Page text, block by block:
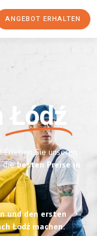
ANGEBOT ERHALTEN
Łódź
Sie unseren
diebesten Preise in
und den ersten
Łódź machen: